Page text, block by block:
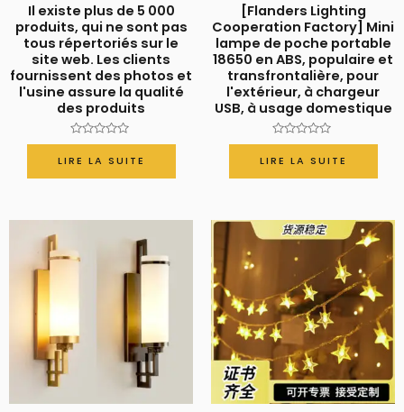
Il existe plus de 5 000
produits, qui ne sont pas
tous répertoriés sur le
site web. Les clients
fournissent des photos et
l'usine assure la qualité
des produits
Note
0
sur
5
LIRE LA SUITE
[Flanders Lighting
Cooperation Factory] Mini
lampe de poche portable
18650 en ABS, populaire et
transfrontalière, pour
l'extérieur, à chargeur
USB, à usage domestique
Note
0
sur
5
LIRE LA SUITE